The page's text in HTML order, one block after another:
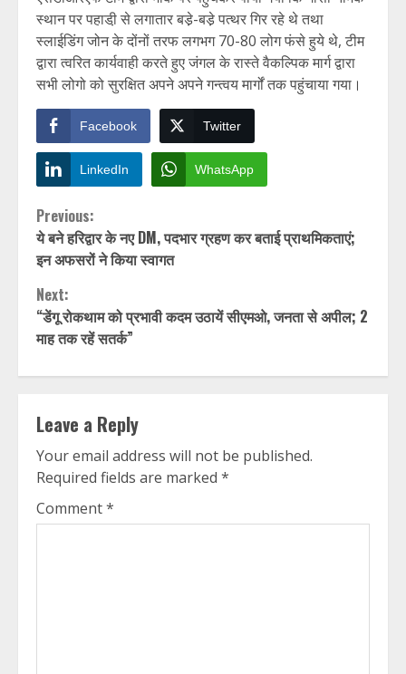
स्थान पर पहाडी़ से लगातार बडे़-बडे़ पत्थर गिर रहे थे तथा
स्लाईडिंग जोन के दोंनों तरफ लगभग 70-80 लोग फंसे हुये थे, टीम
द्वारा त्वरित कार्यवाही करते हुए जंगल के रास्ते वैकल्पिक मार्ग द्वारा
सभी लोगो को सुरक्षित अपने अपने गन्त्वय मार्गों तक पहुंचाया गया।
Facebook Twitter
LinkedIn WhatsApp
Continue
Reading
Previous:
ये बने हरिद्वार के नए DM, पदभार ग्रहण कर बताई प्राथमिकताएं;
इन अफसरों ने किया स्वागत
Next:
“डेंगू रोकथाम को प्रभावी कदम उठायें सीएमओ, जनता से अपील; 2
माह तक रहें सतर्क”
Leave a Reply
Your email address will not be published.
Required fields are marked *
Comment*